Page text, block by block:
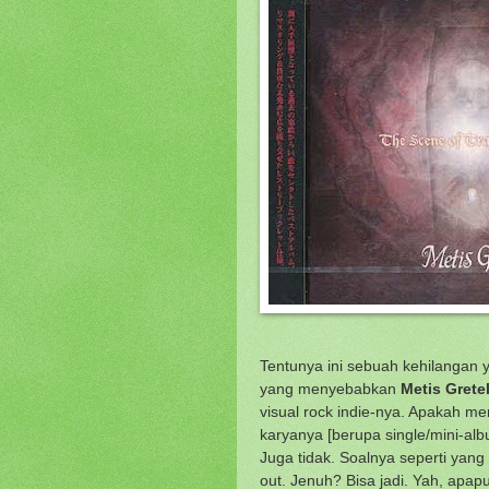
Tentunya ini sebuah kehilangan
yang menyebabkan Metis Gretel
visual rock indie-nya. Apakah
karyanya [berupa single/mini-
Juga tidak. Soalnya seperti
out. Jenuh? Bisa jadi. Yah,